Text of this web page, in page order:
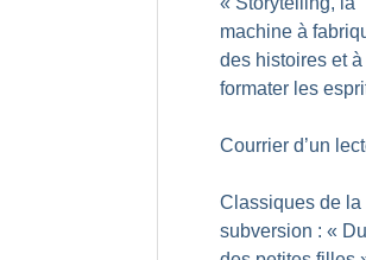
machine à
des histoires et à
formater les
Courrier d’un
Classiques de la
subversion : «